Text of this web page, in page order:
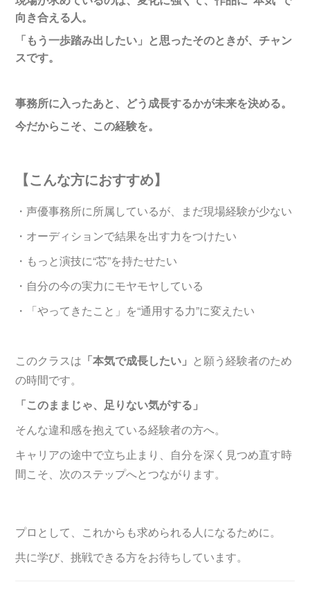
向き合える人。
「もう一歩踏み出したい」と思ったそのときが、チャン
スです。
事務所に入ったあと、どう成長するかが未来を決める。
今だからこそ、この経験を。
【こんな方におすすめ】
・声優事務所に所属しているが、まだ現場経験が少ない
・オーディションで結果を出す力をつけたい
・もっと演技に“芯”を持たせたい
・自分の今の実力にモヤモヤしている
・「やってきたこと」を“通用する力”に変えたい
このクラスは 「本気で成長したい」 と願う経験者のため
の時間です。
「このままじゃ、足りない気がする」
そんな違和感を抱えている経験者の方へ。
キャリアの途中で立ち止まり、自分を深く見つめ直す時
間こそ、次のステップへとつながります。
プロとして、これからも求められる人になるために。
共に学び、挑戦できる方をお待ちしています。